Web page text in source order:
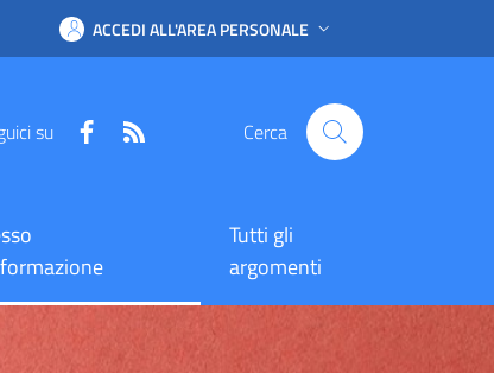
ACCEDI ALL'AREA PERSONALE
su Facebook Cerca
Tutti gli
argomenti